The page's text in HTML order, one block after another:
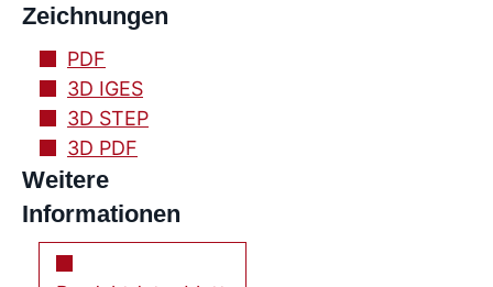
Zeichnungen
PDF
3D IGES
3D STEP
3D PDF
Weitere
Informationen